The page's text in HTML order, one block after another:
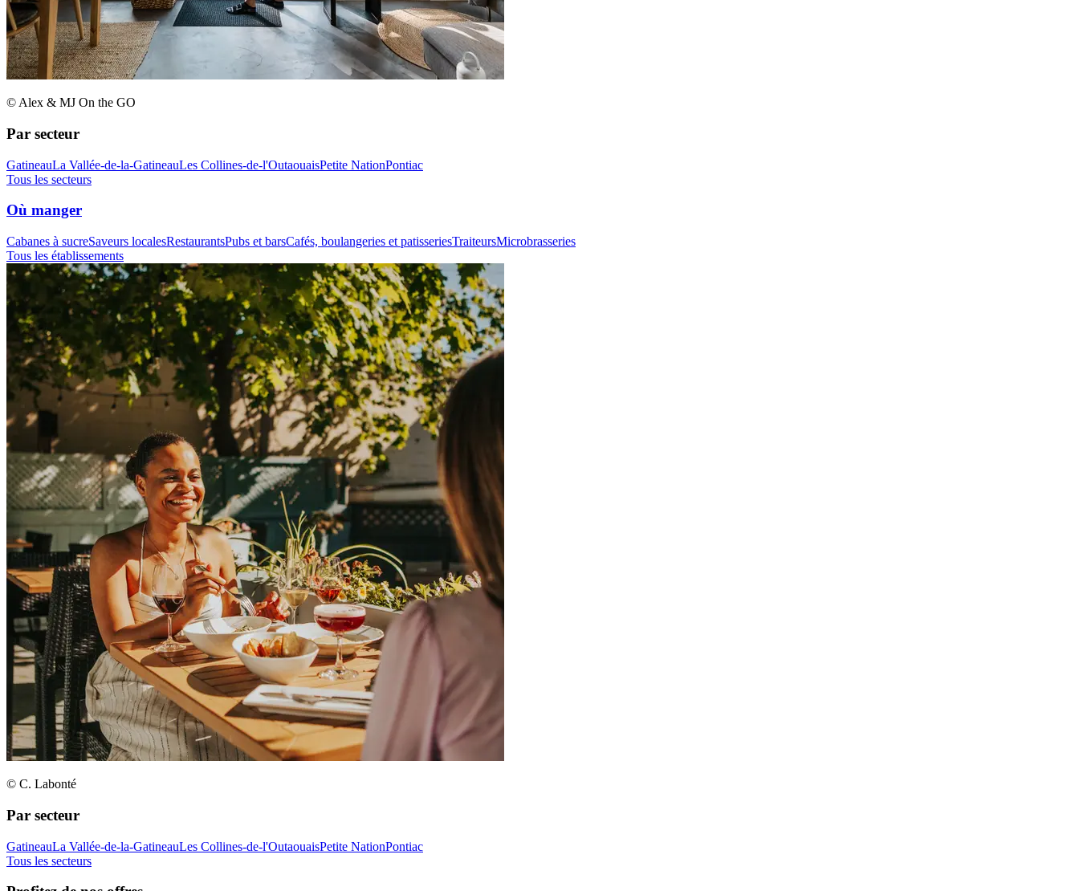
© Alex & MJ On the GO
Par secteur
GatineauLa Vallée-de-la-GatineauLes Collines-de-l'OutaouaisPetite NationPontiac
Tous les secteurs
Où manger
Cabanes à sucreSaveurs localesRestaurantsPubs et barsCafés, boulangeries et patisseriesTraiteursMicrobrasseries
Tous les établissements
© C. Labonté
Par secteur
GatineauLa Vallée-de-la-GatineauLes Collines-de-l'OutaouaisPetite NationPontiac
Tous les secteurs